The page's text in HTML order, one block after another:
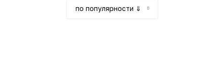
по популярности ⇓